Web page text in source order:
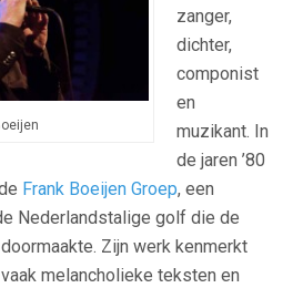
zanger,
dichter,
componist
en
muzikant. In
de jaren ’80
Frank Boeijen Groep, een
Nederlandstalige golf die de
Zijn werk kenmerkt
melancholieke teksten en